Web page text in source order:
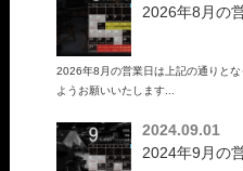
2026年8月の
2026年8月の営業日は上記の通りと
ようお願いいたします...
2024.09.01
2024年9月の